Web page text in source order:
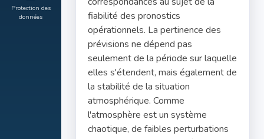
Protection des
données
fiabilité des pronostics
opérationnels. La pertinence des
prévisions ne dépend pas
seulement de la période sur laquelle
elles s'étendent, mais également de
la stabilité de la situation
atmosphérique. Comme
l'atmosphère est un système
chaotique, de faibles perturbations